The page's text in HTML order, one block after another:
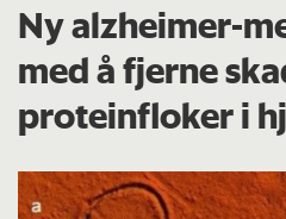
Ny alzheimer-
med å fjerne
proteinfloker i